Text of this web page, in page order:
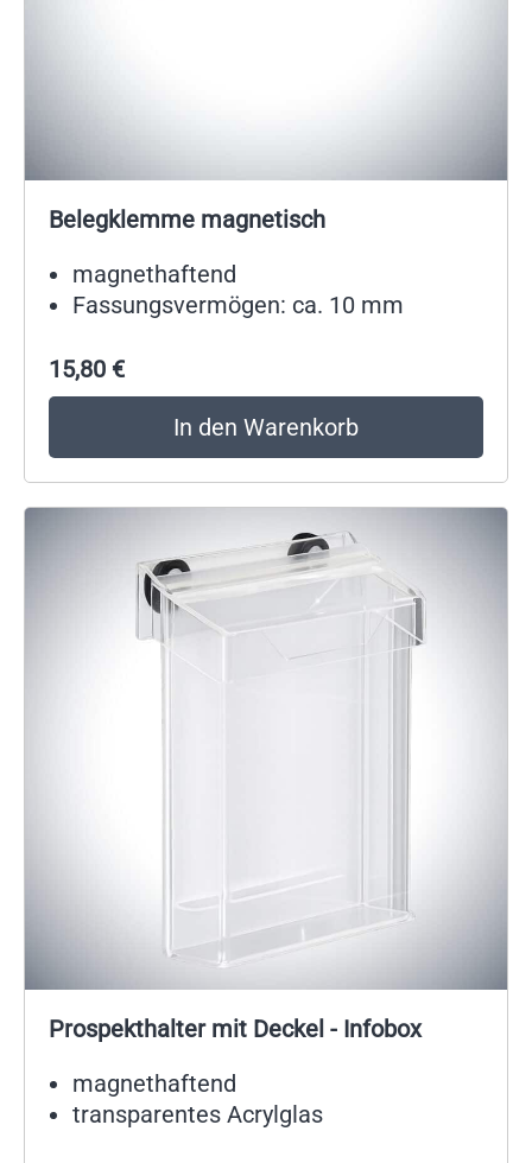
Belegklemme magnetisch
magnethaftend
Fassungsvermögen: ca. 10 mm
15,80 €
In den Warenkorb
Prospekthalter mit Deckel - Infobox
magnethaftend
transparentes Acrylglas